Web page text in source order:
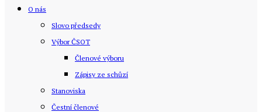
O nás
Slovo předsedy
Výbor ČSOT
Členové výboru
Zápisy ze schůzí
Stanoviska
Čestní členové